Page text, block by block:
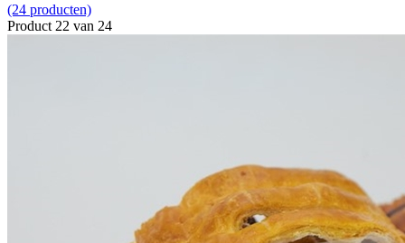
(24 producten)
Product 22 van 24